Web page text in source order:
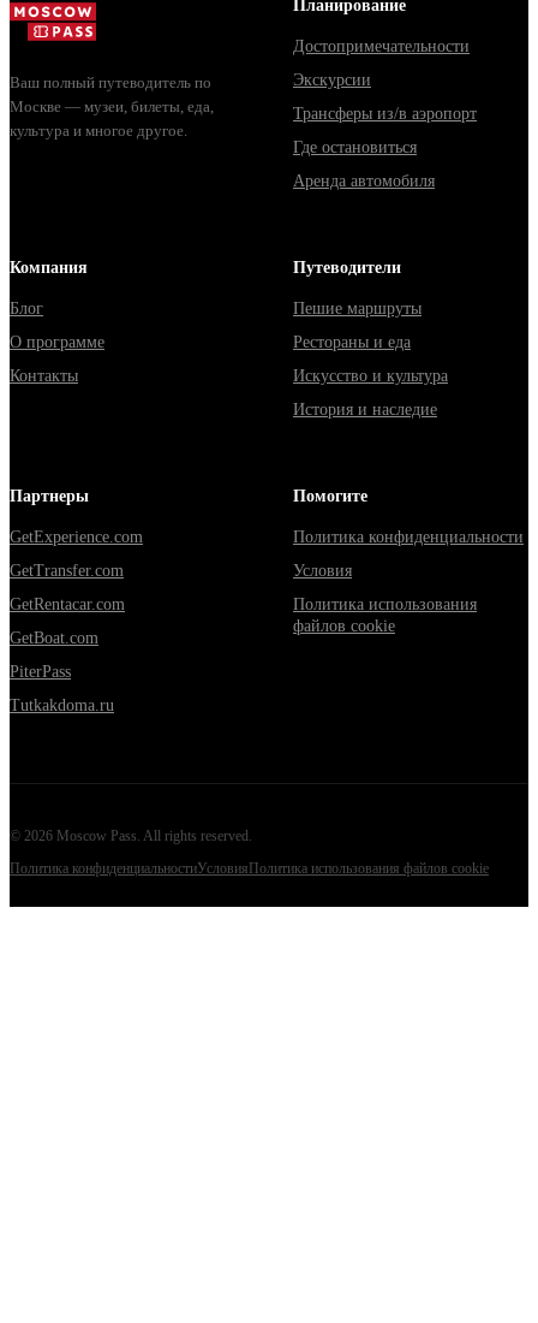
Ваш полный путеводитель по
Москве — музеи, билеты, еда,
культура и многое другое.
Планирование
Достопримечательности
Экскурсии
Трансферы из/в аэропорт
Где остановиться
Аренда автомобиля
Компания
Блог
О программе
Контакты
Путеводители
Пешие маршруты
Рестораны и еда
Искусство и культура
История и наследие
Партнеры
GetExperience.com
GetTransfer.com
GetRentacar.com
GetBoat.com
PiterPass
Tutkakdoma.ru
Помогите
Политика конфиденциальности
Условия
Политика использования
файлов cookie
© 2026 Moscow Pass . All rights reserved.
Политика конфиденциальностиУсловияПолитика использования файлов cookie